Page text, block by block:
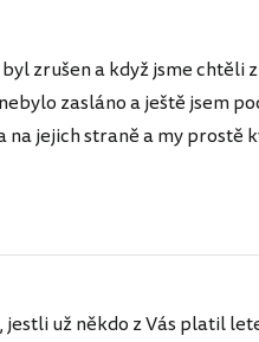
zrušen a když jsme
zasláno a ještě jsem
na jejich straně a my
už někdo z Vás platil